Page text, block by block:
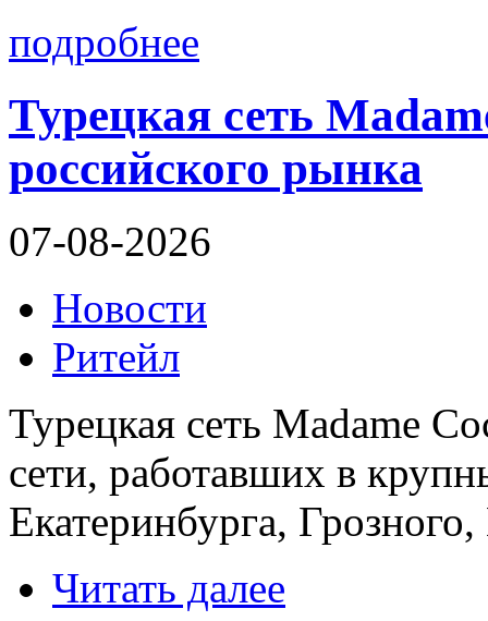
подробнее
Турецкая сеть
российского рынка
07-08-2026
Новости
Ритейл
Турецкая сеть Madame
сети, работавших в
Екатеринбурга,
Читать далее